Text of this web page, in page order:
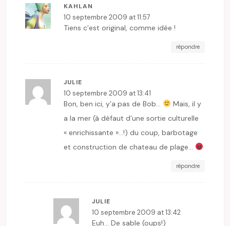
KAHLAN
10 septembre 2009 at 11:57
Tiens c’est original, comme idée !
répondre
JULIE
10 septembre 2009 at 13:41
Bon, ben ici, y’a pas de Bob…
Mais, il y
a la mer (à défaut d’une sortie culturelle
« enrichissante »…!) du coup, barbotage
et construction de chateau de plage…
répondre
JULIE
10 septembre 2009 at 13:42
Euh… De sable (oups!)